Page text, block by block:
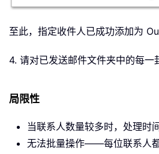
至此，指定收件人已成功添加为
4. 请对已发送邮件文件夹中的每一
局限性
当联系人数量较多时，处理时
无法批量操作——每位联系人都